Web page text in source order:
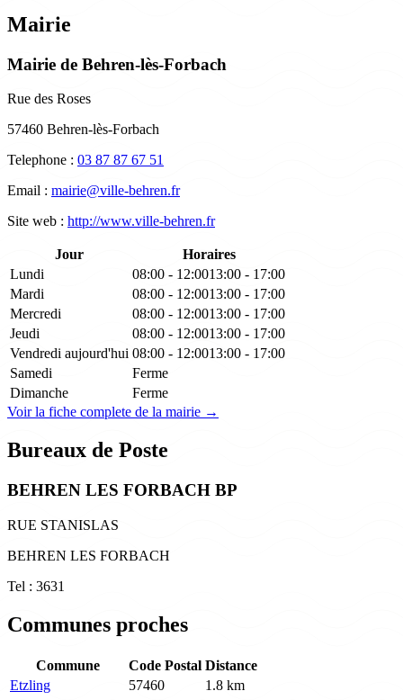
Mairie
Mairie de Behren-lès-Forbach
Rue des Roses
57460 Behren-lès-Forbach
Telephone : 03 87 87 67 51
Email : mairie@ville-behren.fr
Site web : http://www.ville-behren.fr
Jour
Horaires
Lundi
08:00 - 12:0013:00 - 17:00
Mardi
08:00 - 12:0013:00 - 17:00
Mercredi
08:00 - 12:0013:00 - 17:00
Jeudi
08:00 - 12:0013:00 - 17:00
Vendredi aujourd'hui 08:00 - 12:0013:00 - 17:00
Samedi
Ferme
Dimanche
Ferme
Voir la fiche complete de la mairie →
Bureaux de Poste
BEHREN LES FORBACH BP
RUE STANISLAS
BEHREN LES FORBACH
Tel : 3631
Communes proches
Commune Code Postal Distance
Etzling
57460
1.8 km